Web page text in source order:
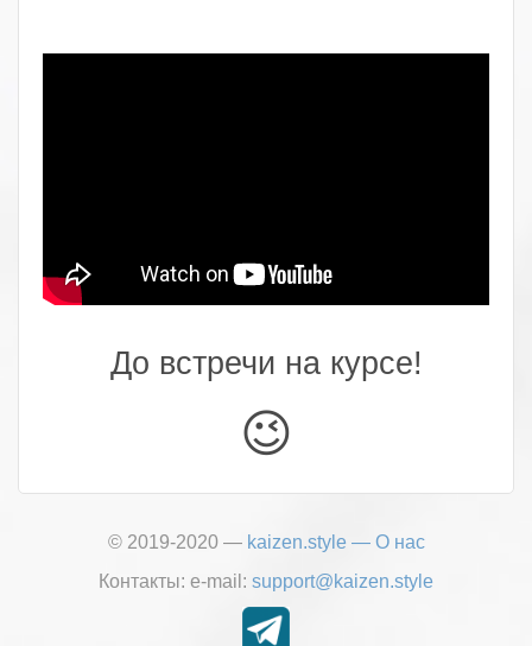
До встречи на курсе!
😉
© 2019-2020 — kaizen.style — О нас
Контакты: е-mail: support@kaizen.style